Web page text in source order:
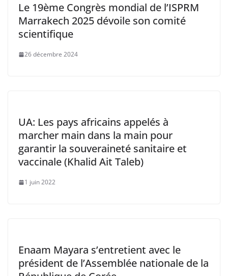
Le 19ème Congrès mondial de l’ISPRM
Marrakech 2025 dévoile son comité
scientifique
26 décembre 2024
UA: Les pays africains appelés à
marcher main dans la main pour
garantir la souveraineté sanitaire et
vaccinale (Khalid Ait Taleb)
1 juin 2022
Enaam Mayara s’entretient avec le
président de l’Assemblée nationale de la